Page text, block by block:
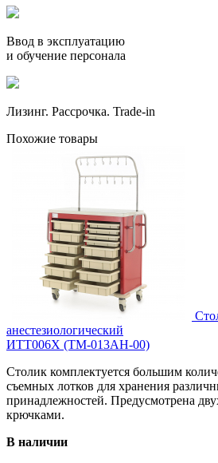
Ввод в эксплуатацию
и обучение персонала
Лизинг. Рассрочка. Trade-in
Похожие товары
анестезиологический
ИТТ006Х (ТМ-013АН-00)
Столик комплектуется большим
съемных лотков для хранения
принадлежностей. Предусмотрена
крючками.
В наличии